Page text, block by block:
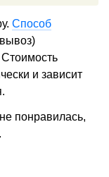
Способ
и зависит
понравилась,